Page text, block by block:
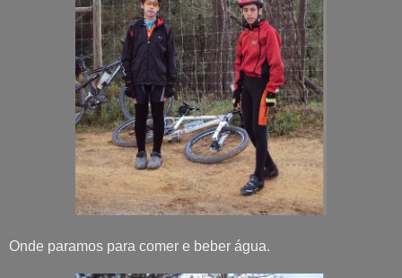
Onde paramos para comer e beber água.